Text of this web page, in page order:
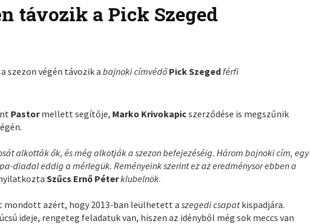
távozik a Pick Szeged
a szezon végén távozik abajnoki címvédőPick Szeged férfi
Pastormellett segítője, Marko Krivokapicszerződése is megszűnik
alkották ők, és még alkotják a szezon befejezéséig. Három bajnoki cím, egy
diadal eddig a mérlegük. Reményeink szerint ez az eredménysor ebben a
Szűcs Ernő Péterklubelnök.
azért, hogy 2013-ban leülhetett aszegedi csapatkispadjára.
ideje, rengeteg feladatuk van, hiszen az idényből még sok meccs van